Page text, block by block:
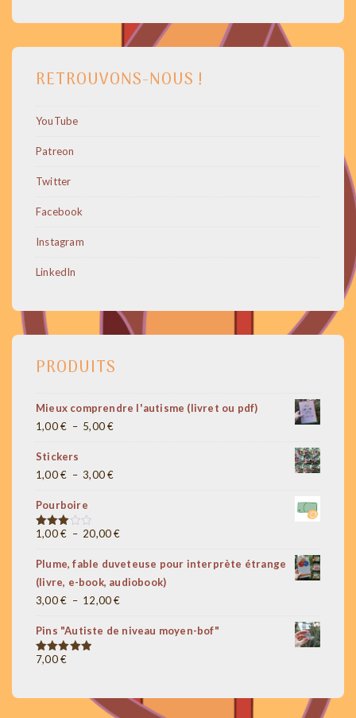
RETROUVONS-NOUS !
YouTube
Patreon
Twitter
Facebook
Instagram
LinkedIn
PRODUITS
Mieux comprendre l'autisme (livret ou pdf)
1,00€ – 5,00€Plage
1,00 €
Stickers
1,00€ – 3,00€Plage
1,00 €
3,00 €
Pourboire
Note
1,00€ – 20,00€Plage
prix :
1,00 €
à
20,00 €
Plume, fable duveteuse pour interprète étrange
(livre, e-book, audiobook)
3,00€ – 12,00€Plage
prix :
Pins "Autiste de niveau moyen-bof"
Note5.00
7,00€